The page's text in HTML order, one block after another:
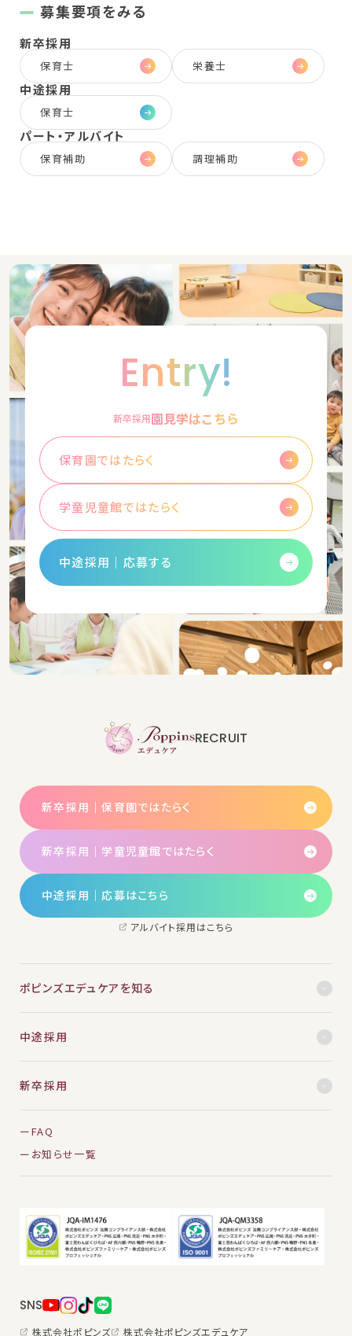
募集要項をみる
新卒採用
保育士 栄養士
中途採用
保育士
パート・アルバイト
保育補助 調理補助
Entry!
新卒採用園見学はこちら
保育園ではたらく
学童児童館ではたらく
中途採用│応募する
RECRUIT
新卒採用｜保育園ではたらく
新卒採用｜学童児童館ではたらく
中途採用│応募はこちら
アルバイト採用はこちら
ポピンズエデュケアを知る
中途採用
新卒採用
FAQ
お知らせ一覧
SNS
株式会社ポピンズ 株式会社ポピンズエデュケア